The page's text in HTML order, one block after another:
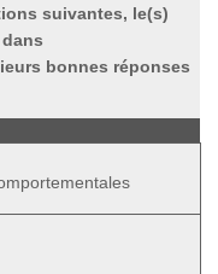
suivantes, le(s)
bonnes réponses